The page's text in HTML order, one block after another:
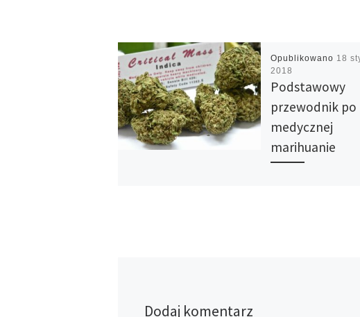
Opublikowano 18
2018
Podstawowy
przewodnik po
medycznej
marihuanie
Dodaj komentarz